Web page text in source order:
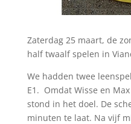
Zaterdag 25 maart, de
half twaalf spelen in
We hadden twee
E1. Omdat Wisse en
stond in het doel. De
minuten te laat. Na vijf